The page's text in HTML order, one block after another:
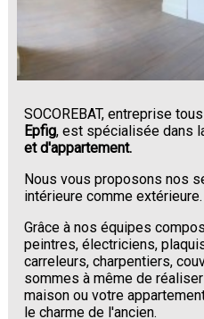
SOCOREBAT, entreprise
Epfig, est spécialisée dans
et d'appartement.
Nous vous proposons nos
intérieure comme extérieure.
Grâce à nos équipes
peintres, électriciens,
carreleurs, charpentiers,
sommes à même de
maison ou votre
le charme de l'ancien.